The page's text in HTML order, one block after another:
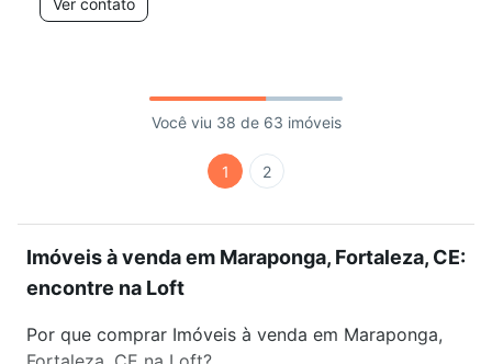
Ver contato
Você viu 38 de 63 imóveis
1 2
Imóveis à venda em Maraponga, Fortaleza, CE:
encontre na Loft
Por que comprar Imóveis à venda em Maraponga,